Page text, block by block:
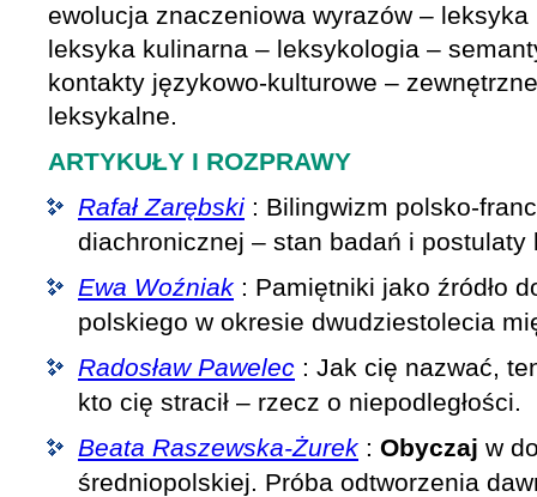
ewolucja znaczeniowa wyrazów –
leksyka kulinarna – leksykologia –
kontakty językowo-kulturowe –
leksykalne.
ARTYKUŁY I ROZPRAWY
Rafał Zarębski : Bilingwizm polsko-
diachronicznej – stan badań i postulaty
Ewa Woźniak : Pamiętniki jako źródło
polskiego w okresie dwudziestolecia
Radosław Pawelec : Jak cię nazwać,
kto cię stracił – rzecz o niepodległości.
Beata Raszewska-Żurek : Obyczaj w
średniopolskiej. Próba odtworzenia